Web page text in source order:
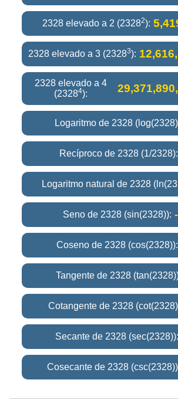
2328 elevado a 2 (23282):
2328 elevado a 3 (23283):
2328 elevado a 4
(23284):
Logaritmo de 2328
Recíproco de 2328 (1/2328):
Logaritmo natural de 2328
Seno de 2328 (sin(2328)):
Coseno de 2328 (cos(2328)):
Tangente de 2328
Cotangente de 2328
Secante de 2328 (sec(2328)):
Cosecante de 2328